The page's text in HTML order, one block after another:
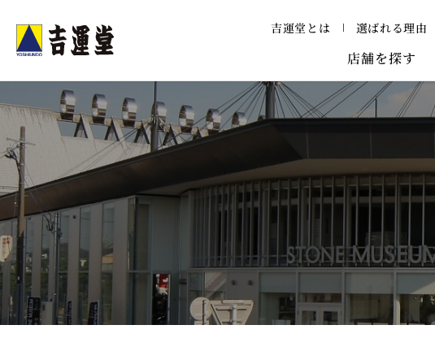
店舗を探す
吉運堂とは 選ばれる理由